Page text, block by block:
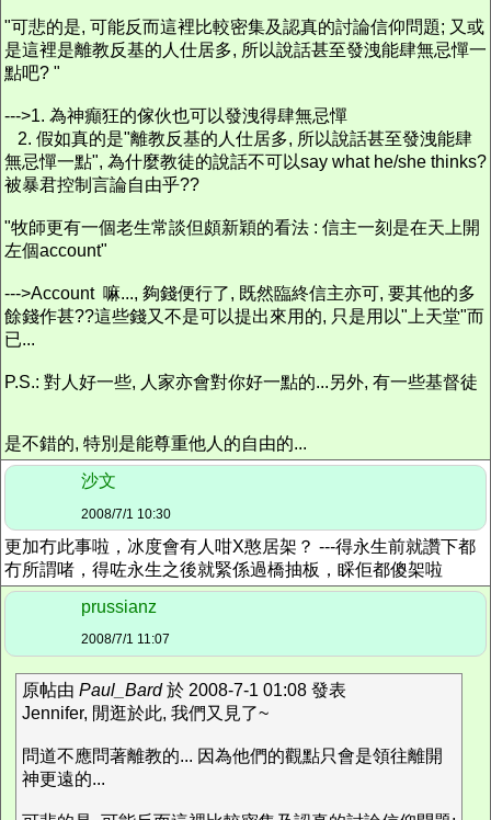
"可悲的是, 可能反而這裡比較密集及認真的討論信仰問題; 又或
是這裡是離教反基的人仕居多, 所以說話甚至發洩能肆無忌憚一
點吧? "
--->1. 為神癲狂的傢伙也可以發洩得肆無忌憚
2. 假如真的是"離教反基的人仕居多, 所以說話甚至發洩能肆
無忌憚一點", 為什麼教徒的說話不可以say what he/she thinks?
被暴君控制言論自由乎??
"牧師更有一個老生常談但頗新穎的看法 : 信主一刻是在天上開
左個account"
--->Account 嘛..., 夠錢便行了, 既然臨終信主亦可, 要其他的多
餘錢作甚??這些錢又不是可以提出來用的, 只是用以"上天堂"而
已...
P.S.: 對人好一些, 人家亦會對你好一點的...另外, 有一些基督徒
是不錯的, 特別是能尊重他人的自由的...
沙文
2008/7/1 10:30
更加冇此事啦，冰度會有人咁X憨居架？ ---得永生前就讚下都
冇所謂啫，得咗永生之後就緊係過橋抽板，睬佢都傻架啦
prussianz
2008/7/1 11:07
原帖由 Paul_Bard於 2008-7-1 01:08 發表
Jennifer, 閒逛於此, 我們又見了~
問道不應問著離教的... 因為他們的觀點只會是領往離開
神更遠的...